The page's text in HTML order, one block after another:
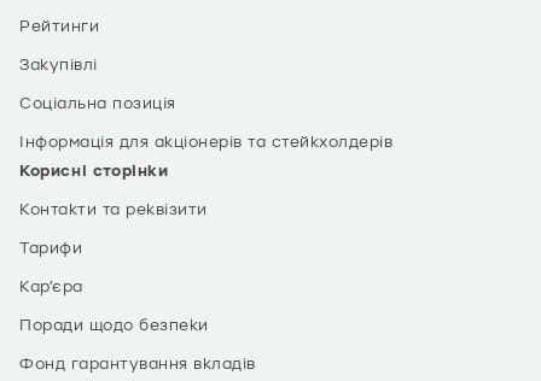
Рейтинги
Закупівлі
Соціальна позиція
Інформація для акціонерів та стейкхолдерів
Корисні сторінки
Контакти та реквізити
Тарифи
Кар’єра
Поради щодо безпеки
Фонд гарантування вкладів